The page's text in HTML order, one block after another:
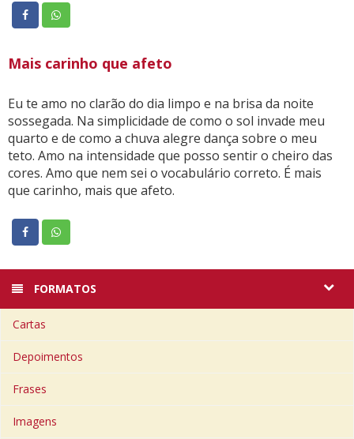
Mais carinho que afeto
Eu te amo no clarão do dia limpo e na brisa da noite
sossegada. Na simplicidade de como o sol invade meu
quarto e de como a chuva alegre dança sobre o meu
teto. Amo na intensidade que posso sentir o cheiro das
cores. Amo que nem sei o vocabulário correto. É mais
que carinho, mais que afeto.
FORMATOS
Cartas
Depoimentos
Frases
Imagens